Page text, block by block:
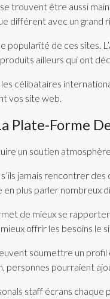
trouvent être aussi
différent avec un grand
popularité de ces sites.
ailleurs qui ont
les célibataires
vos site web.
Plate-Forme
un soutien
jamais rencontrer
plus parler nombreux
de mieux se
offrir les besoins le
soumettre un
personnes pourraient
staff écrans